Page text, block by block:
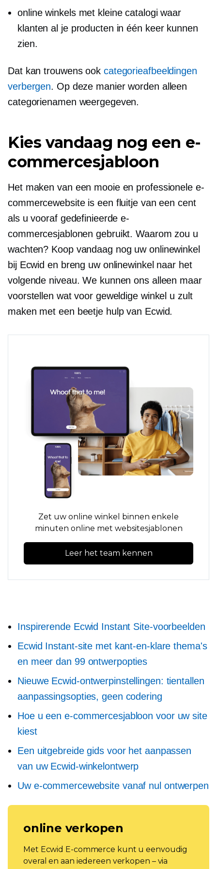
online winkels met kleine catalogi waar
klanten al je producten in één keer kunnen
zien.
Dat kan trouwens ook categorieafbeeldingen
verbergen. Op deze manier worden alleen
categorienamen weergegeven.
Kies vandaag nog een e-
commercesjabloon
Het maken van een mooie en professionele e-
commercewebsite is een fluitje van een cent
als u vooraf gedefinieerde e-
commercesjablonen gebruikt. Waarom zou u
wachten? Koop vandaag nog uw onlinewinkel
bij Ecwid en breng uw onlinewinkel naar het
volgende niveau. We kunnen ons alleen maar
voorstellen wat voor geweldige winkel u zult
maken met een beetje hulp van Ecwid.
Zet uw online winkel binnen enkele
minuten online met websitesjablonen
Leer het team kennen
Inspirerende Ecwid Instant Site-voorbeelden
Ecwid Instant-site met kant-en-klare thema's
en meer dan 99 ontwerpopties
Nieuwe Ecwid-ontwerpinstellingen: tientallen
aanpassingsopties, geen codering
Hoe u een e-commercesjabloon voor uw site
kiest
Een uitgebreide gids voor het aanpassen
van uw Ecwid-winkelontwerp
Uw e-commercewebsite vanaf nul ontwerpen
online verkopen
Met Ecwid E-commerce kunt u eenvoudig
overal en aan iedereen verkopen – via